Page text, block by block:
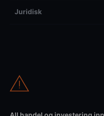
Juridisk